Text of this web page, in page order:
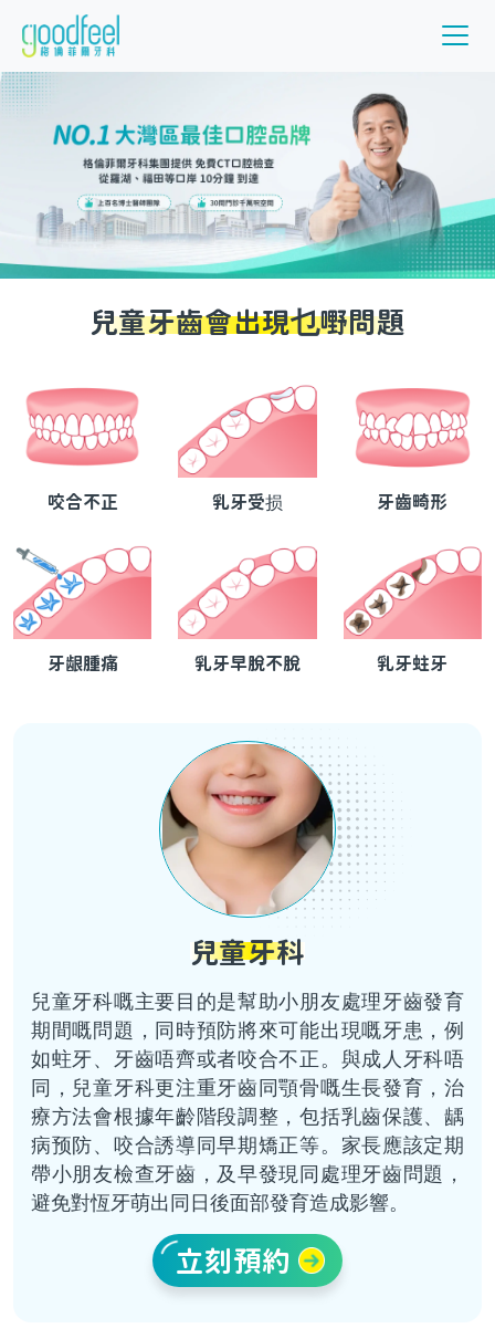
兒童牙齒會出現乜嘢問題
咬合不正 乳牙受损 牙齒畸形
牙龈腫痛 乳牙早脱不脱 乳牙蛀牙
兒童牙科
兒童牙科嘅主要目的是幫助小朋友處理牙齒發育
期間嘅問題，同時預防將來可能出現嘅牙患，例
如蛀牙、牙齒唔齊或者咬合不正。與成人牙科唔
同，兒童牙科更注重牙齒同顎骨嘅生長發育，治
療方法會根據年齡階段調整，包括乳齒保護、龋
病预防、咬合誘導同早期矯正等。家長應該定期
帶小朋友檢查牙齒，及早發現同處理牙齒問題，
避免對恆牙萌出同日後面部發育造成影響。
立刻預約